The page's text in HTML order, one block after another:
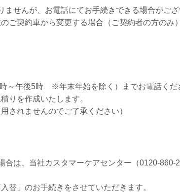
せんが、お電話にてお手続きできる場合がご
ご契約車から変更する場合（ご契約者の方のみ
～午後5時 ※年末年始を除く）までお電話くだ
りを作成いたします。
されませんのでご了承ください）
合は、当社カスタマーケアセンター（0120-
替」のお手続きをさせていただきます。